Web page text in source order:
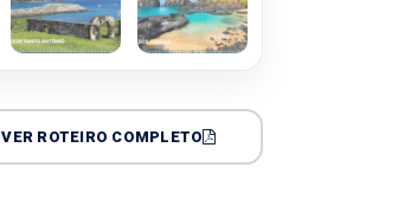
VER ROTEIRO COMPLETO